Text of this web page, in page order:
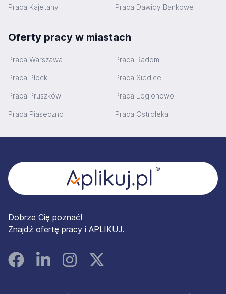
Praca Kajetany Praca Dawidy Bankowe
Oferty pracy w miastach
Praca Warszawa Praca Radom
Praca Płock Praca Siedlce
Praca Pruszków Praca Legionowo
Praca Piaseczno Praca Ostrołęka
Dobrze Cię poznać!
Znajdź ofertę pracy i APLIKUJ.
FacebookLinked InInstagramInstagram